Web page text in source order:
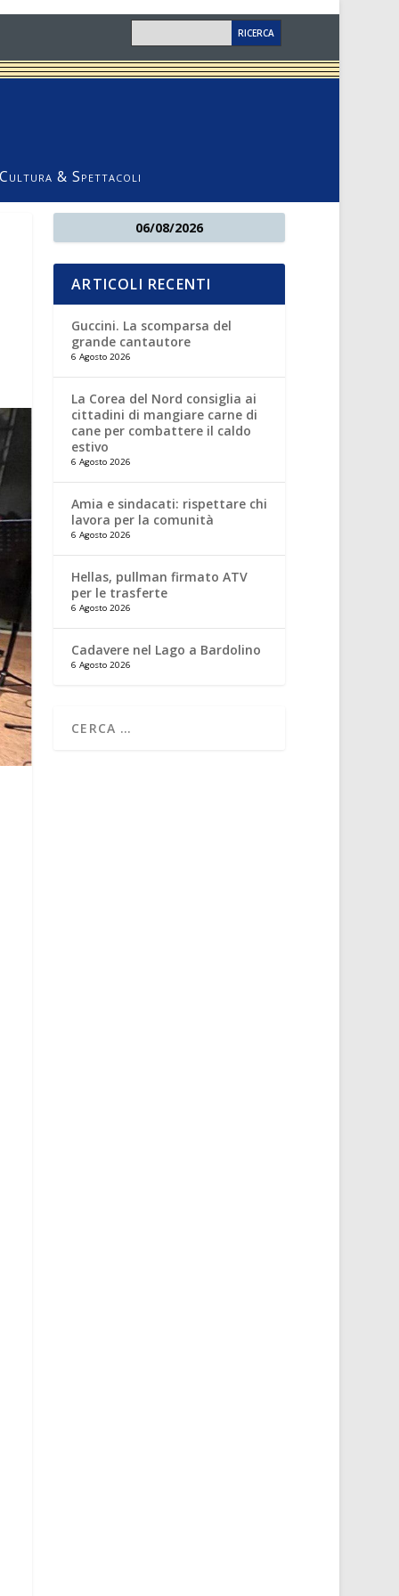
Cultura & Spettacoli
06/08/2026
ARTICOLI RECENTI
Guccini. La scomparsa del
grande cantautore
6 Agosto 2026
La Corea del Nord consiglia ai
cittadini di mangiare carne di
cane per combattere il caldo
estivo
6 Agosto 2026
Amia e sindacati: rispettare chi
lavora per la comunità
6 Agosto 2026
Hellas, pullman firmato ATV
per le trasferte
6 Agosto 2026
Cadavere nel Lago a Bardolino
6 Agosto 2026